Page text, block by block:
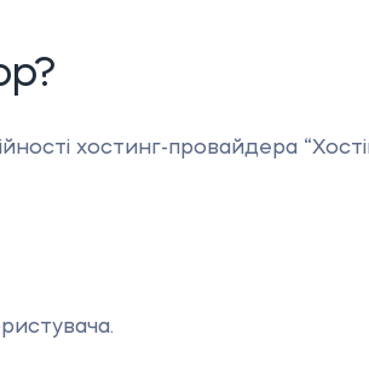
хостинг-провайдера